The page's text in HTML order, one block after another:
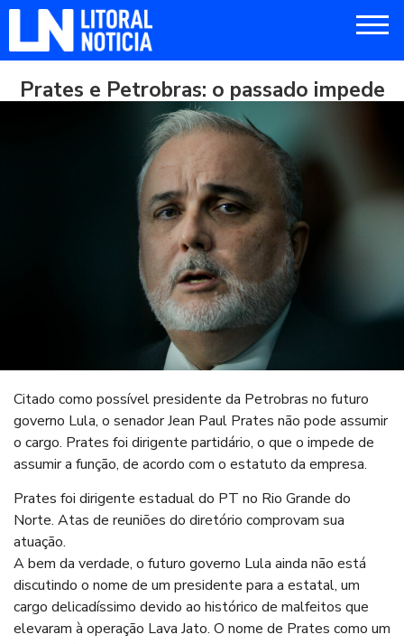
Prates e Petrobras: o passado impede
Citado como possível presidente da Petrobras no futuro
governo Lula, o senador Jean Paul Prates não pode assumir
o cargo. Prates foi dirigente partidário, o que o impede de
assumir a função, de acordo com o estatuto da empresa.
Prates foi dirigente estadual do PT no Rio Grande do
Norte. Atas de reuniões do diretório comprovam sua
atuação.
A bem da verdade, o futuro governo Lula ainda não está
discutindo o nome de um presidente para a estatal, um
cargo delicadíssimo devido ao histórico de malfeitos que
elevaram à operação Lava Jato. O nome de Prates como um